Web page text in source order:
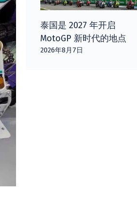
泰国是 2027 年开启
MotoGP 新时代的地点
2026年8月7日